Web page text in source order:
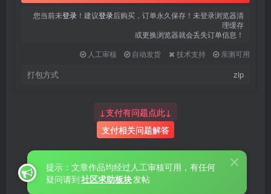
您当前未登录 ！建议登录后购买，订单永久保存！未登录浏览器清
理缓存
或更换浏览器就会丢失订单信息！
人工审核
自动发货 技术支持 亲测可用
打包方式 zip
↓支付有问题点此↓
支付相关问题解答
提示：文章作品均经过人工审核可用，有任何
疑问请到社区求助板块发帖